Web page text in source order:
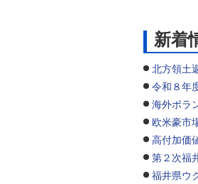
交通・道路
河川・砂防
自然
新着
北方領土
令和８年
海外ボラ
欧米豪市
高付加価
第２次福
福井県ウ